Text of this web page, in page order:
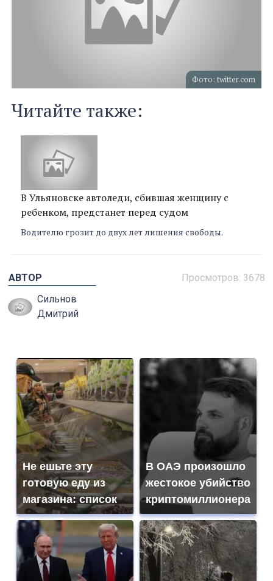
Фото: twitter.com
Читайте также:
В Ульяновске автоледи, сбившая женщину с
ребенком, предстанет перед судом
Водителю грозит до двух лет лишения свободы.
Просмотров: 3678
АВТОР
Сильнов
Дмитрий
Не ешьте эту
готовую еду из
магазина: список
В ОАЭ произошло
жестокое убийство
криптомиллионера